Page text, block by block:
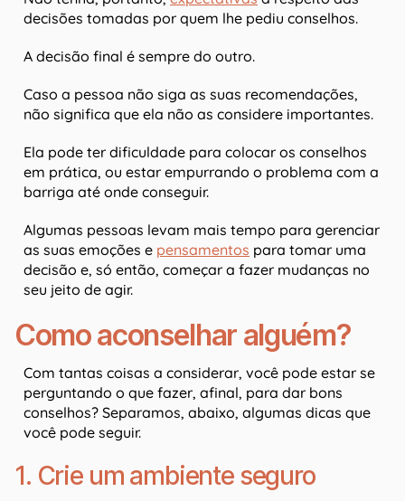
decisões tomadas por quem lhe pediu conselhos.
A decisão final é sempre do outro.
Caso a pessoa não siga as suas recomendações,
não significa que ela não as considere importantes.
Ela pode ter dificuldade para colocar os conselhos
em prática, ou estar empurrando o problema com a
barriga até onde conseguir.
Algumas pessoas levam mais tempo para gerenciar
as suas emoções e pensamentos para tomar uma
decisão e, só então, começar a fazer mudanças no
seu jeito de agir.
Como aconselhar alguém?
Com tantas coisas a considerar, você pode estar se
perguntando o que fazer, afinal, para dar bons
conselhos? Separamos, abaixo, algumas dicas que
você pode seguir.
1. Crie um ambiente seguro